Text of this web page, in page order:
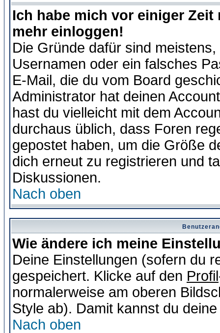
Ich habe mich vor einiger
mehr einloggen!
Die Gründe dafür sind
Usernamen oder ein falsches
E-Mail, die du vom Board
Administrator hat deinen
hast du vielleicht mit dem
durchaus üblich, dass Foren
gepostet haben, um die Größe
dich erneut zu registrieren und
Diskussionen.
Nach oben
Wie ändere ich meine
Deine Einstellungen (sofern du
gespeichert. Klicke auf den Profil
normalerweise am oberen
Style ab). Damit kannst du
Nach oben